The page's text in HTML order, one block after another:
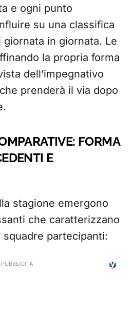
e ogni punto
su una classifica
in giornata. Le
la propria forma
dell’impegnativo
prenderà il via dopo
FORMA
E
stagione emergono
che caratterizzano
squadre partecipanti: